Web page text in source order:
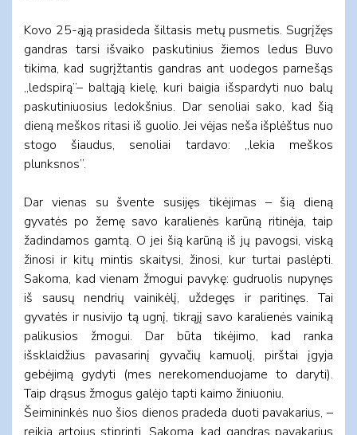
Kovo 25-ąją prasideda šiltasis metų pusmetis. Sugrįžęs
gandras tarsi išvaiko paskutinius žiemos ledus Buvo
tikima, kad sugrįžtantis gandras ant uodegos parnešąs
„ledspirą”– baltąją kielę, kuri baigia išspardyti nuo balų
paskutiniuosius ledokšnius. Dar senoliai sako, kad šią
dieną meškos ritasi iš guolio. Jei vėjas neša išplėštus nuo
stogo šiaudus, senoliai tardavo: „lekia meškos
plunksnos”.
Dar vienas su švente susijęs tikėjimas – šią dieną
gyvatės po žemę savo karalienės karūną ritinėja, taip
žadindamos gamtą. O jei šią karūną iš jų pavogsi, viską
žinosi ir kitų mintis skaitysi, žinosi, kur turtai paslėpti.
Sakoma, kad vienam žmogui pavykę: gudruolis nupynęs
iš sausų nendrių vainikėlį, uždegęs ir paritinęs. Tai
gyvatės ir nusivijo tą ugnį, tikrąjį savo karalienės vainiką
palikusios žmogui. Dar būta tikėjimo, kad ranka
išsklaidžius pavasarinį gyvačių kamuolį, pirštai įgyja
gebėjimą gydyti (mes nerekomenduojame to daryti).
Taip drąsus žmogus galėjo tapti kaimo žiniuoniu.
Šeimininkės nuo šios dienos pradeda duoti pavakarius, –